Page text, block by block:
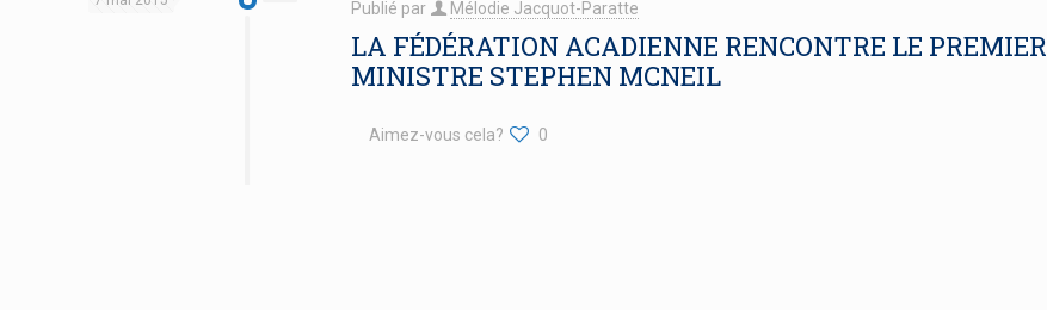
Publié par Mélodie Jacquot-Paratte
LA FÉDÉRATION ACADIENNE RENCONTRE LE PREMIER
MINISTRE STEPHEN MCNEIL
Aimez-vous cela? 0